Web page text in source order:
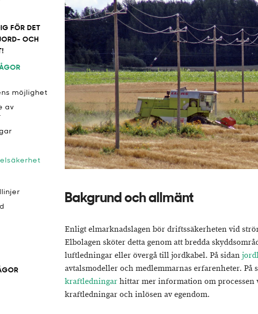
Bakgrund och allmänt
Enligt elmarknadslagen bör driftssäkerheten vid
Elbolagen sköter detta genom att bredda
luftledningar eller övergå till jordkabel. På sidan
avtalsmodeller och medlemmarnas erfarenheter. På
kraftledningarhittar mer information om processen
kraftledningar och inlösen av egendom.
FÖR DET
OCH
möjlighet
av